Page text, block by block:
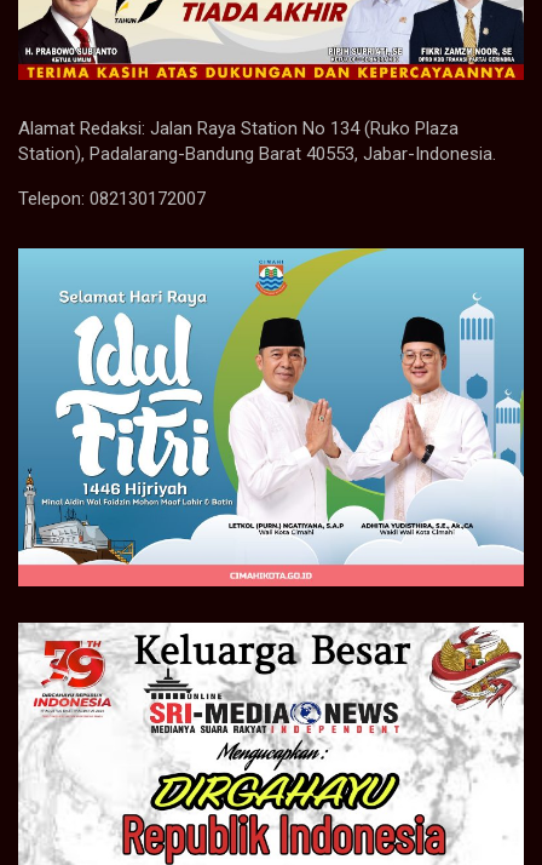
Alamat Redaksi: Jalan Raya Station No 134 (Ruko Plaza
Station), Padalarang-Bandung Barat 40553, Jabar-Indonesia.
Telepon: 082130172007